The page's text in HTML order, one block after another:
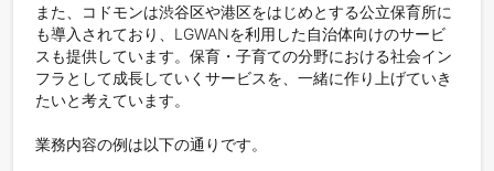
また、コドモンは渋谷区や港区をはじめとする公立保育所に
も導入されており、LGWANを利用した自治体向けのサービ
スも提供しています。保育・子育ての分野における社会イン
フラとして成長していくサービスを、一緒に作り上げていき
たいと考えています。
業務内容の例は以下の通りです。